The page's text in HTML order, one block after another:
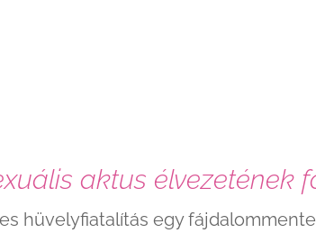
aktus élvezetének
hüvelyfiatalítás egy